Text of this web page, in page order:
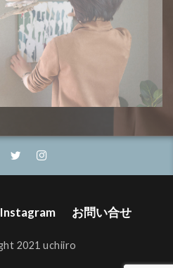
Instagram お問い合せ
2021 uchiiro